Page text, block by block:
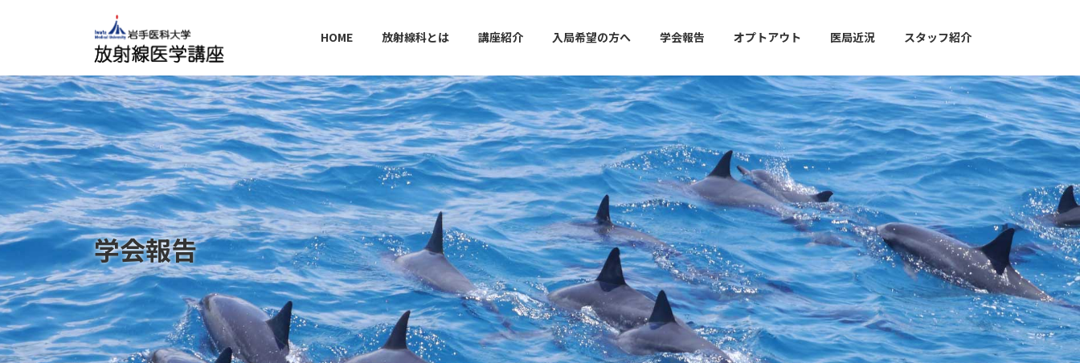
ツ
へ
ス
キ
ッ
プ
シ
ョ
ン
に
移
動
HOME 放射線科とは 講座紹介 入局希望の方へ 学会報告 オプトアウト 医局近況 スタッフ紹介
学会報告